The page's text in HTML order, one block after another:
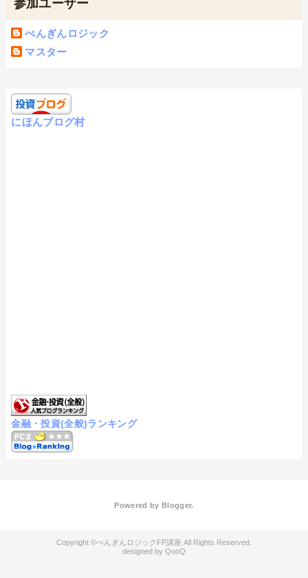
参加ユーザー
ぺんぎんロジック
マスター
にほんブログ村
金融・投資(全般)ランキング
Powered by Blogger.
ぺんぎんロジックFP講座
QooQ